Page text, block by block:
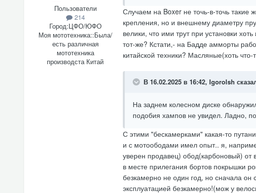
Пользователи
214
Город:ЦФО/ЮФО
Моя мототехника::Была/
есть различная
мототехника
производста Китай
Случаем на Boxer не точь-в-точь такие
крепления, но и внешнему диаметру
велики, что ими трут при установки
тот-же? Кстати,- на Бадде амморты
китайской техники? Масляные(хоть
В 16.02.2025 в 16:42, Igorolsh
На заднем колесном диске
подобия хампов не увидел. Ладно,
С этими "бескамерками" какая-то
и с мотоободами имел опыт.. я,
уверен продавец) обод(карбоновый) от
в месте прилегания бортов покрышки
безкамерно не один год, но сначала он
эксплуатацией безкамерно!(мож у